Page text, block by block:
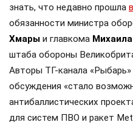
знать, что недавно прошла
обязанности министра
Хмары и главкома
штаба обороны
Авторы ТГ-канала
обсуждения «стало
антибаллистических
для систем ПВО и ракет